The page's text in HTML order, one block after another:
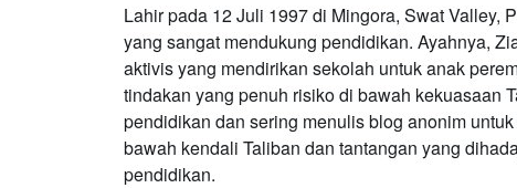
Lahir pada 12 Juli 1997 di Mingora, Swat Valley,
yang sangat mendukung pendidikan. Ayahnya,
aktivis yang mendirikan sekolah untuk anak
tindakan yang penuh risiko di bawah kekuasaan
pendidikan dan sering menulis blog anonim
bawah kendali Taliban dan tantangan yang
pendidikan.